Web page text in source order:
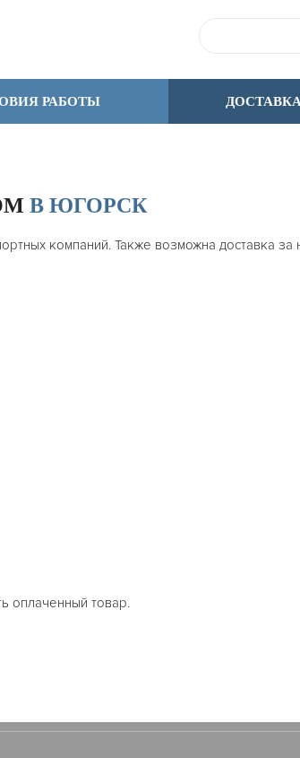
РАБОТЫ
В ЮГОРСК
компаний. Также возможна доставка
оплаченный товар.